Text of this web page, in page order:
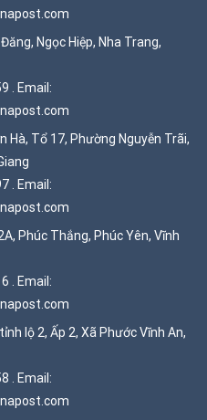
Ngọc Hiệp, Nha Trang,
. Email:
Hà, Tổ 17, Phường Nguyễn Trãi,
. Email:
Phúc Thắng, Phúc Yên, Vĩnh
. Email:
lộ 2, Ấp 2, Xã Phước Vĩnh An,
. Email: